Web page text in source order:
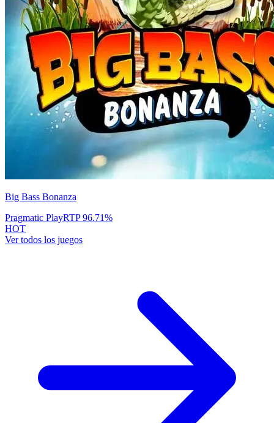
Big Bass Bonanza
Pragmatic PlayRTP96.71%
HOT
Ver todos los juegos